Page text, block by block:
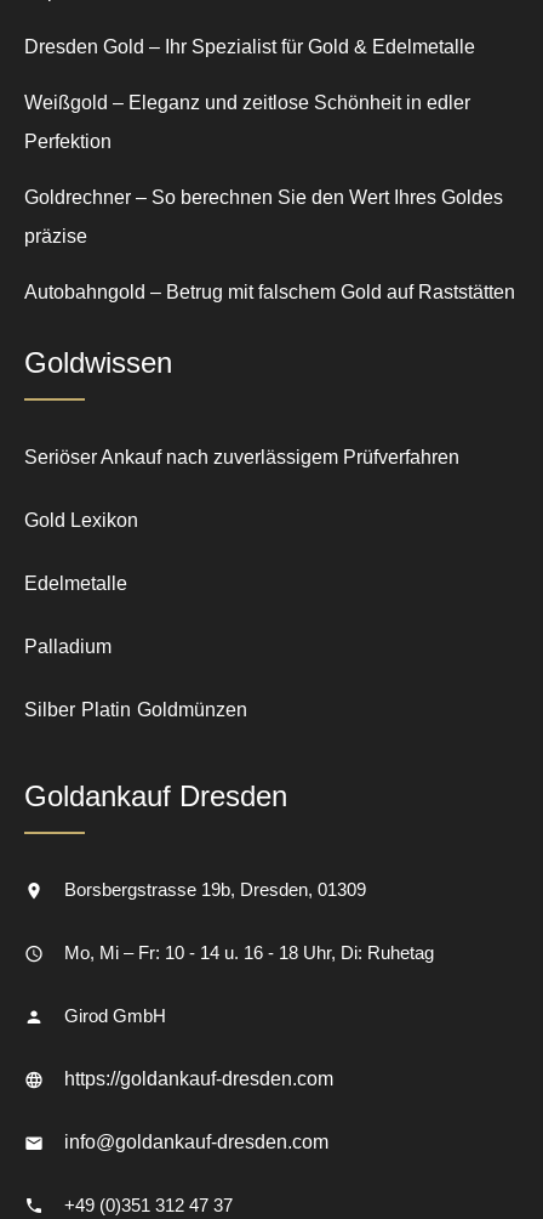
Dresden Gold – Ihr Spezialist für Gold & Edelmetalle
Weißgold – Eleganz und zeitlose Schönheit in edler
Perfektion
Goldrechner – So berechnen Sie den Wert Ihres Goldes
präzise
Autobahngold – Betrug mit falschem Gold auf Raststätten
Goldwissen
Seriöser Ankauf nach zuverlässigem Prüfverfahren
Gold Lexikon
Edelmetalle
Palladium
Silber Platin Goldmünzen
Goldankauf Dresden
Borsbergstrasse 19b Dresden 01309
Mo, Mi – Fr: 10 - 14 u. 16 - 18 Uhr, Di: Ruhetag
Girod GmbH
https://goldankauf-dresden.com
info@goldankauf-dresden.com
+49 (0)351 312 47 37